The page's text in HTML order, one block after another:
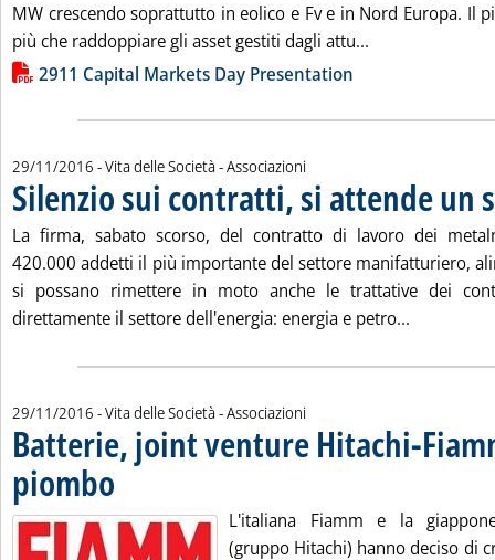
MW crescendo soprattutto in eolico e Fv e in Nord Europa. Il
più che raddoppiare gli asset gestiti dagli attu...
Lista allegati PDF alla notizia
2911 Capital Markets Day Presentation
29/11/2016 - Vita delle Società - Associazioni
Silenzio sui contratti, si attende un
La firma, sabato scorso, del contratto di lavoro dei
420.000 addetti il più importante del settore manifatturiero,
si possano rimettere in moto anche le trattative dei
direttamente il settore dell'energia: energia e petro...
29/11/2016 - Vita delle Società - Associazioni
Batterie, joint venture Hitachi-
piombo . Pubblicata martedì 29 novembre 2016 alle 11.45.
L'italiana Fiamm e la
(gruppo Hitachi) hanno deciso di